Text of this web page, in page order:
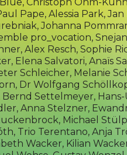
Pape, Alessia Park,
,Johanna
pro_vocation,
Alex Resch, Sophie
, Elena Salvatori, Anaïs
Schleicher, Melanie
Dr Wolfgang
Bernd Settelmeyer,
Anna Stelzner,
Michael
, Trio Terentano, Anja
Wacker, Kilian